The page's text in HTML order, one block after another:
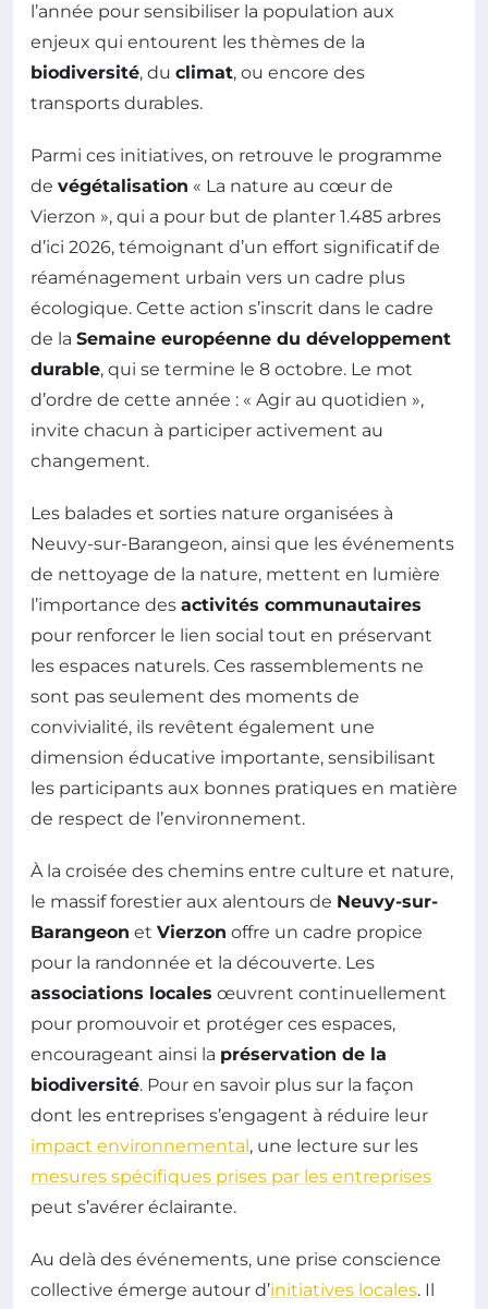
l’année pour sensibiliser la population aux
enjeux qui entourent les thèmes de la
biodiversité, du climat, ou encore des
transports durables.
Parmi ces initiatives, on retrouve le programme
de végétalisation « La nature au cœur de
Vierzon », qui a pour but de planter 1.485 arbres
d’ici 2026, témoignant d’un effort significatif de
réaménagement urbain vers un cadre plus
écologique. Cette action s’inscrit dans le cadre
de la Semaine européenne du développement
durable, qui se termine le 8 octobre. Le mot
d’ordre de cette année : « Agir au quotidien »,
invite chacun à participer activement au
changement.
Les balades et sorties nature organisées à
Neuvy-sur-Barangeon, ainsi que les événements
de nettoyage de la nature, mettent en lumière
l’importance des activités communautaires
pour renforcer le lien social tout en préservant
les espaces naturels. Ces rassemblements ne
sont pas seulement des moments de
convivialité, ils revêtent également une
dimension éducative importante, sensibilisant
les participants aux bonnes pratiques en matière
de respect de l’environnement.
À la croisée des chemins entre culture et nature,
le massif forestier aux alentours de Neuvy-sur-
Barangeon et Vierzon offre un cadre propice
pour la randonnée et la découverte. Les
associations locales œuvrent continuellement
pour promouvoir et protéger ces espaces,
encourageant ainsi la préservation de la
biodiversité. Pour en savoir plus sur la façon
dont les entreprises s’engagent à réduire leur
impact environnemental, une lecture sur les
mesures spécifiques prises par les entreprises
peut s’avérer éclairante.
Au delà des événements, une prise conscience
collective émerge autour d’initiatives locales. Il